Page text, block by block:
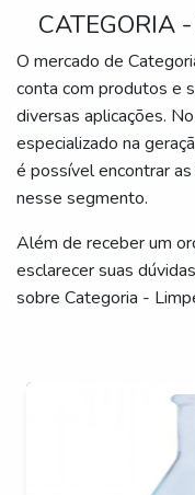
CATEGORIA
O mercado de
conta com produtos e
diversas aplicações.
especializado na
é possível encontrar
nesse segmento.
Além de receber um
esclarecer suas
sobre Categoria -